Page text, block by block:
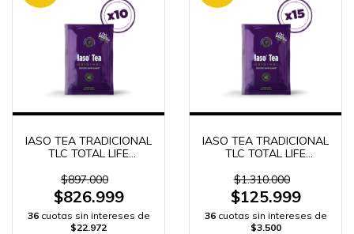
IASO TEA TRADICIONAL
TLC TOTAL LIFE
$897.000
$826.999
36 cuotas sin intereses de
$22.972
IASO TEA TRADICIONAL
TLC TOTAL LIFE
$1.310.000
$125.999
36 cuotas sin intereses de
$3.500